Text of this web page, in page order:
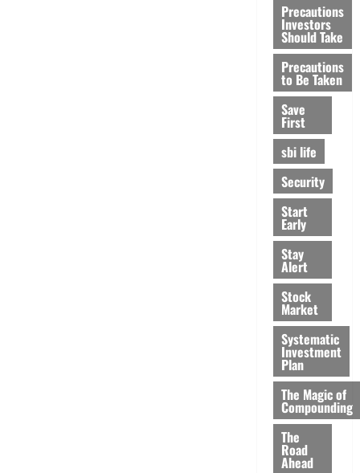
Precautions
Investors
Should Take
Precautions
to Be Taken
Save
First
sbi life
Security
Start
Early
Stay
Alert
Stock
Market
Systematic
Investment
Plan
The Magic of
Compounding
The
Road
Ahead